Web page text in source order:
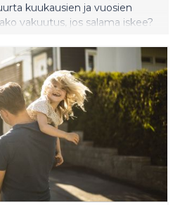
kuukausien ja vuosien
vakuutus, jos salama iskee?